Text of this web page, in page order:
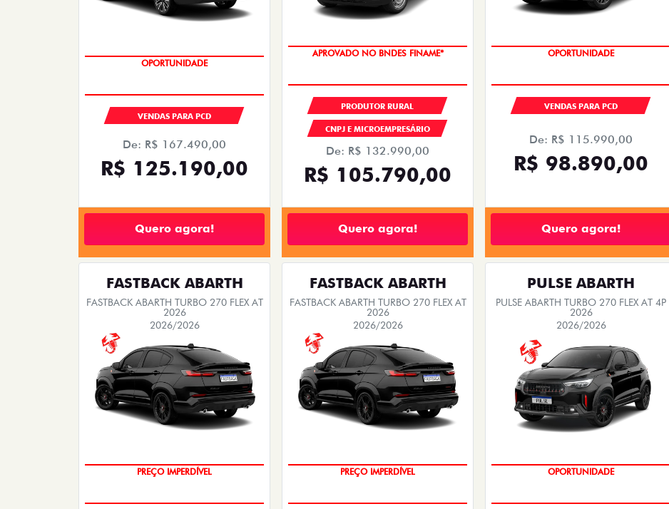
OPORTUNIDADE
VENDAS PARA PCD
De: R$ 167.490,00
R$ 125.190,00
Quero agora!
APROVADO NO BNDES FINAME*
PRODUTOR RURAL
CNPJ E MICROEMPRESÁRIO
De: R$ 132.990,00
R$ 105.790,00
Quero agora!
OPORTUNIDADE
VENDAS PARA PCD
De: R$ 115.990,00
R$ 98.890,00
Quero agora!
FASTBACK ABARTH
FASTBACK ABARTH TURBO 270 FLEX AT
2026
2026/2026
PREÇO IMPERDÍVEL
FASTBACK ABARTH
FASTBACK ABARTH TURBO 270 FLEX AT
2026
2026/2026
PREÇO IMPERDÍVEL
PULSE ABARTH
PULSE ABARTH TURBO 270 FLEX AT 4P
2026
2026/2026
OPORTUNIDADE